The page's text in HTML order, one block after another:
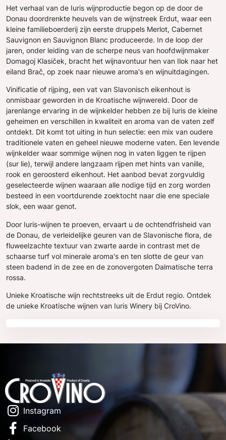
Het verhaal van de Iuris wijnproductie begon op de door de
Donau doordrenkte heuvels van de wijnstreek Erdut, waar een
kleine familieboerderij zijn eerste druppels Merlot, Cabernet
Sauvignon en Sauvignon Blanc produceerde. In de loop der
jaren, onder leiding van de scherpe neus van hoofdwijnmaker
Domagoj Klasiček, bracht het wijnavontuur hen van Ilok naar het
eiland Brač, op zoek naar nieuwe aroma's en wijnuitdagingen.
Vinificatie of rijping, een vat van Slavonisch eikenhout is
onmisbaar geworden in de Kroatische wijnwereld. Door de
jarenlange ervaring in de wijnkelder hebben ze bij Iuris de kleine
geheimen en verschillen in kwaliteit en aroma van de vaten zelf
ontdekt. Dit komt tot uiting in hun selectie: een mix van oudere
traditionele vaten en geheel nieuwe moderne vaten. Een levende
wijnkelder waar sommige wijnen nog in vaten liggen te rijpen
(sur lie), terwijl andere langzaam rijpen met hints van vanille,
rook en geroosterd eikenhout. Het aanbod bevat zorgvuldig
geselecteerde wijnen waaraan alle nodige tijd en zorg worden
besteed in een voortdurende zoektocht naar die ene speciale
slok, een waar genot.
Door Iuris-wijnen te proeven, ervaart u de ochtendfrisheid van
de Donau, de verleidelijke geuren van de Slavonische flora, de
fluweelzachte textuur van zwarte aarde in contrast met de
schaarse turf vol minerale aroma's en ten slotte de geur van
steen badend in de zee en de zonovergoten Dalmatische terra
rossa.
Unieke Kroatische wijn rechtstreeks uit de Erdut regio. Ontdek
de unieke Kroatische wijnen van Iuris Winery bij CroVino.
Instagram
Facebook